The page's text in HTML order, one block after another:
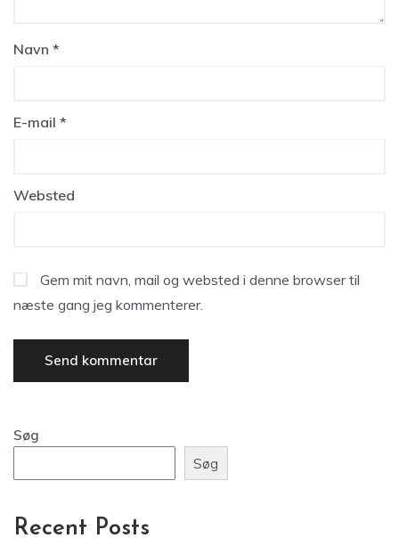
Navn *
E-mail *
Websted
Gem mit navn, mail og websted i denne browser til
næste gang jeg kommenterer.
Søg
Søg
Recent Posts